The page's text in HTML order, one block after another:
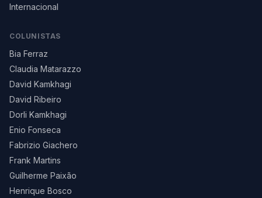
Internacional
COLUNISTAS
Bia Ferraz
Claudia Matarazzo
David Kamkhagi
David Ribeiro
Dorli Kamkhagi
Enio Fonseca
Fabrizio Giachero
Frank Martins
Guilherme Paixão
Henrique Bosco